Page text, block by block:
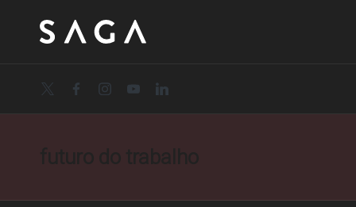
twitter.com
facebook.com
instagram.com
youtube.com
linkedin.com
futuro do trabalho